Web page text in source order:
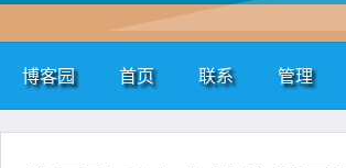
博客园 首页 联系 管理